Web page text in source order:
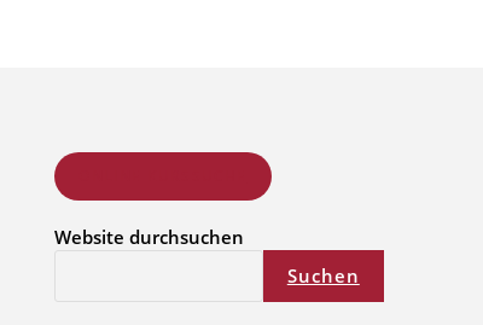
Website durchsuchen
Suchen